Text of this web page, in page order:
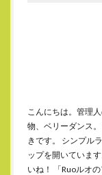
こんにちは。管理
物、ベリーダンス
きです。 シンプル
ップを開いていま
いね！ 「Ruoルオ